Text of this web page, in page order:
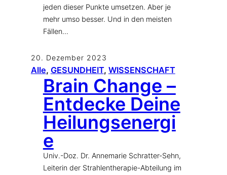
jeden dieser Punkte umsetzen. Aber je
mehr umso besser. Und in den meisten
Fällen…
20. Dezember 2023
Alle, GESUNDHEIT, WISSENSCHAFT
Brain Change –
Entdecke Deine
Heilungsenergi
e
Univ.-Doz. Dr. Annemarie Schratter-Sehn,
Leiterin der Strahlentherapie-Abteilung im